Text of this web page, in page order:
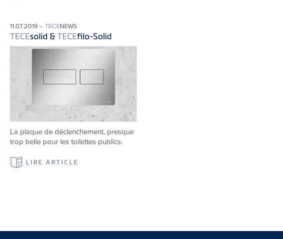
11.07.2019 –TECENEWS
TECEsolid &TECEfilo-Solid
La plaque de déclenchement, presque
trop belle pour les toilettes publics.
LIRE ARTICLE